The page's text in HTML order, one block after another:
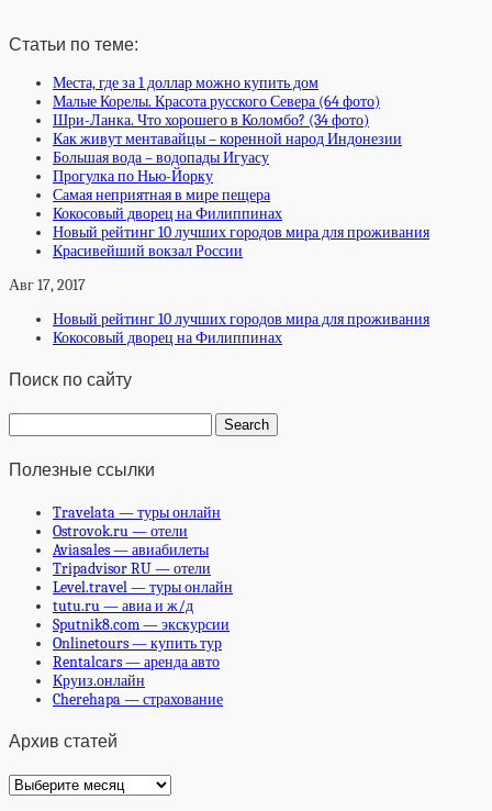
Статьи по теме:
Места, где за 1 доллар можно купить дом
Малые Корелы. Красота русского Севера (64 фото)
Шри-Ланка. Что хорошего в Коломбо? (34 фото)
Как живут ментавайцы – коренной народ Индонезии
Большая вода – водопады Игуасу
Прогулка по Нью-Йорку
Самая неприятная в мире пещера
Кокосовый дворец на Филиппинах
Новый рейтинг 10 лучших городов мира для проживания
Красивейший вокзал России
Авг 17, 2017
Новый рейтинг 10 лучших городов мира для проживания
Кокосовый дворец на Филиппинах
Поиск по сайту
Полезные ссылки
Travelata — туры онлайн
Ostrovok.ru — отели
Aviasales — авиабилеты
Tripadvisor RU — отели
Level.travel — туры онлайн
tutu.ru — авиа и ж/д
Sputnik8.com — экскурсии
Onlinetours — купить тур
Rentalcars — аренда авто
Круиз.онлайн
Cherehapa — страхование
Архив статей
Архив
статей